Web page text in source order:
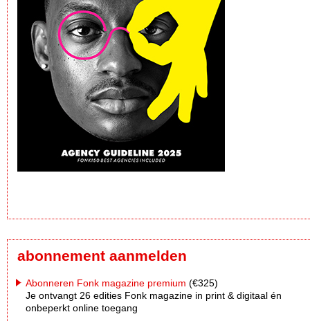
abonnement aanmelden
Abonneren Fonk magazine premium (€325)
Je ontvangt 26 edities Fonk magazine in print & digitaal én
onbeperkt online toegang